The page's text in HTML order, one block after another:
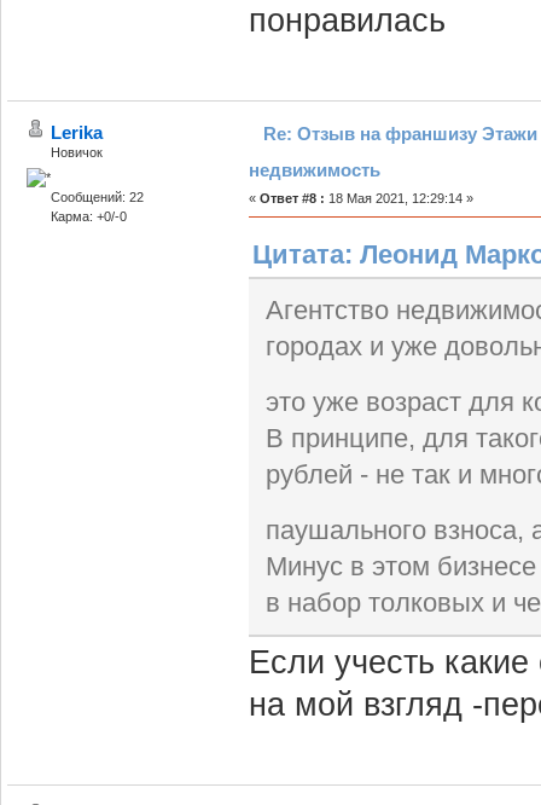
понравилась
Lerika
Новичок
Сообщений: 22
Карма: +0/-0
Re: Отзыв на франшизу Этажи
недвижимость
« Ответ #8 : 18 Мая 2021, 12:29:14 »
Цитата: Леонид
Агентство
городах и уже
это уже возраст для
В принципе, для
рублей - не так и
паушального
Минус в этом
в набор толковых и
Если учесть
на мой взгляд -